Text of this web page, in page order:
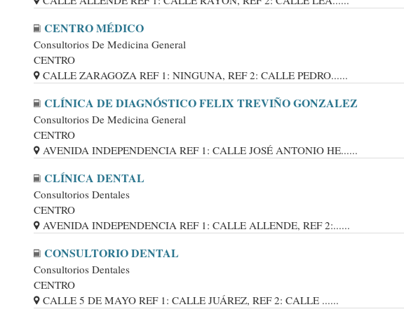
CENTRO MÉDICO
Consultorios De Medicina General
CENTRO
CALLE ZARAGOZA REF 1: NINGUNA, REF 2: CALLE PEDRO......
CLÍNICA DE DIAGNÓSTICO FELIX TREVIÑO GONZALEZ
Consultorios De Medicina General
CENTRO
AVENIDA INDEPENDENCIA REF 1: CALLE JOSÉ ANTONIO HE......
CLÍNICA DENTAL
Consultorios Dentales
CENTRO
AVENIDA INDEPENDENCIA REF 1: CALLE ALLENDE, REF 2:......
CONSULTORIO DENTAL
Consultorios Dentales
CENTRO
CALLE 5 DE MAYO REF 1: CALLE JUÁREZ, REF 2: CALLE ......